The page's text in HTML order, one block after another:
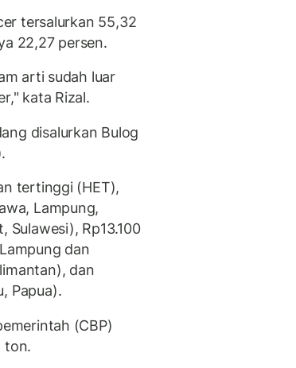
tersalurkan 55,32
22,27 persen.
arti sudah luar
kata Rizal.
disalurkan Bulog
tertinggi (HET),
Lampung,
Sulawesi), Rp13.100
dan
dan
Papua).
(CBP)
ton.